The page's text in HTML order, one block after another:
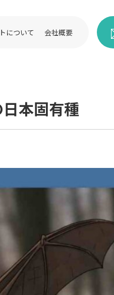
について 会社概要
本固有種